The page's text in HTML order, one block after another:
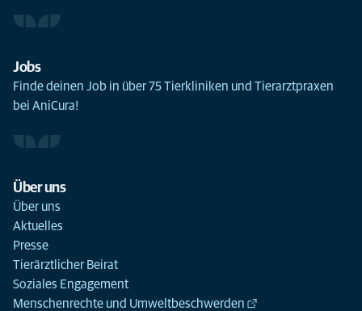
Jobs
Finde deinen Job in über 75 Tierkliniken und Tierarztpraxen
bei AniCura!
Über uns
Über uns
Aktuelles
Presse
Tierärztlicher Beirat
Soziales Engagement
Menschenrechte und Umweltbeschwerden